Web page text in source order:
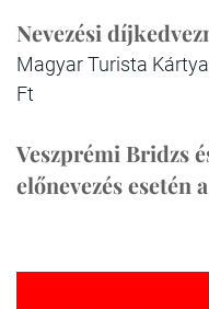
Nevezési
Magyar Turista
Ft
Veszprémi Bridzs
előnevezés esetén